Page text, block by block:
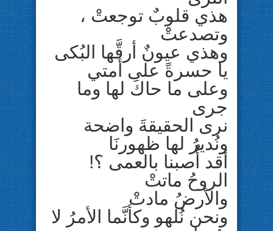
هذي قلوبٌ توجعتْ ،
وتصدعتْ
وهذي عيونٌ أرقَّها البُكى
يا حسرةً على أمتي
وعلى ما حاكَ لها وما
جرى
نرى الحقيقةَ واضحة
ونُديرُ لها ظهورنَا
أقد أُصبنا بالعمى ؟!
الروحُ ماتتْ
والأرضُ مادتْ
ونحن نُلهو وكأنَّما الأمرُ لا